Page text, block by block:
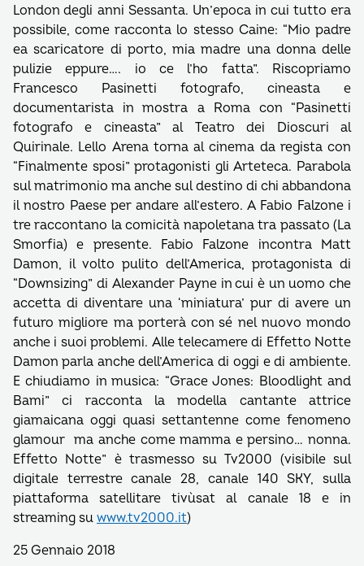
London degli anni Sessanta. Un’epoca in cui tutto era
possibile, come racconta lo stesso Caine: “Mio padre
ea scaricatore di porto, mia madre una donna delle
pulizie eppure…. io ce l’ho fatta”. Riscopriamo
Francesco Pasinetti fotografo, cineasta e
documentarista in mostra a Roma con “Pasinetti
fotografo e cineasta” al Teatro dei Dioscuri al
Quirinale. Lello Arena torna al cinema da regista con
“Finalmente sposi” protagonisti gli Arteteca. Parabola
sul matrimonio ma anche sul destino di chi abbandona
il nostro Paese per andare all’estero. A Fabio Falzone i
tre raccontano la comicità napoletana tra passato (La
Smorfia) e presente. Fabio Falzone incontra Matt
Damon, il volto pulito dell’America, protagonista di
“Downsizing” di Alexander Payne in cui è un uomo che
accetta di diventare una ‘miniatura’ pur di avere un
futuro migliore ma porterà con sé nel nuovo mondo
anche i suoi problemi. Alle telecamere di Effetto Notte
Damon parla anche dell’America di oggi e di ambiente.
E chiudiamo in musica: “Grace Jones: Bloodlight and
Bami” ci racconta la modella cantante attrice
giamaicana oggi quasi settantenne come fenomeno
glamour ma anche come mamma e persino… nonna.
Effetto Notte” è trasmesso su Tv2000 (visibile sul
digitale terrestre canale 28, canale 140 SKY, sulla
piattaforma satellitare tivùsat al canale 18 e in
streaming su www.tv2000.it)
25 Gennaio 2018